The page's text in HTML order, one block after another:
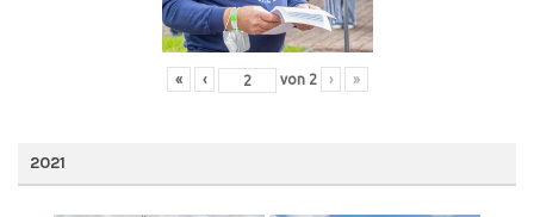
« ‹ von 2 › »
2021